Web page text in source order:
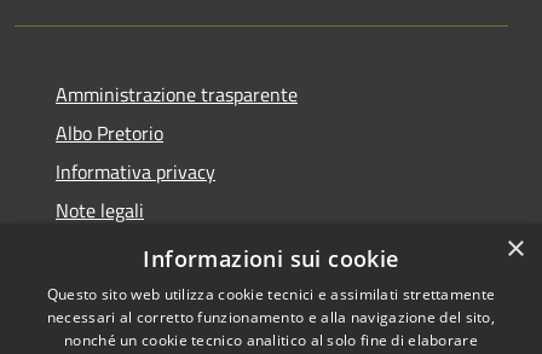
Amministrazione trasparente
Albo Pretorio
Informativa privacy
Note legali
Dichiarazione di accessibilità
×
Informazioni sui cookie
Questo sito web utilizza cookie tecnici e assimilati strettamente
necessari al corretto funzionamento e alla navigazione del sito,
nonché un cookie tecnico analitico al solo fine di elaborare